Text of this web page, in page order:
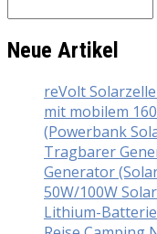
Neue Artikel
reVolt
mit mobilem
(Powerbank
Tragbarer
Generator
50W/100W
Lithium-